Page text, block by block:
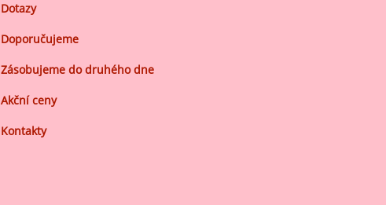
Dotazy
Doporučujeme
Zásobujeme do druhého dne
Akční ceny
Kontakty